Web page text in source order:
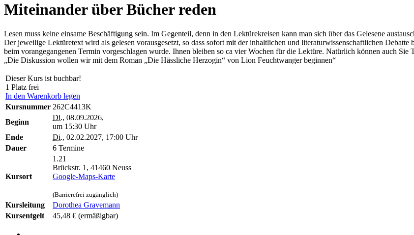
Miteinander über Bücher reden
Lesen muss keine einsame Beschäftigung sein. Im Gegenteil, denn in den Lektürekreisen kann man sich über das Gelesene
Der jeweilige Lektüretext wird als gelesen vorausgesetzt, so dass sofort mit der inhaltlichen und literaturwissenschaftlichen
beim vorangegangenen Termin vorgeschlagen wurde. Ihnen bleiben so ca vier Wochen für die Lektüre. Natürlich können auch Sie
„Die Diskussion wollen wir mit dem Roman „Die Hässliche Herzogin“ von Lion Feuchtwanger beginnen“
Dieser Kurs ist buchbar!
1 Platz frei
In den Warenkorb legen
Kursnummer 262C4413K
Beginn
Di., 08.09.2026,
um 15:30 Uhr
Ende
Di., 02.02.2027, 17:00 Uhr
Dauer
6 Termine
Kursort
1.21
Brückstr. 1, 41460 Neuss
Google-Maps-Karte
(Barrierefrei zugänglich)
Kursleitung
Dorothea Gravemann
Kursentgelt
45,48 € (ermäßigbar)